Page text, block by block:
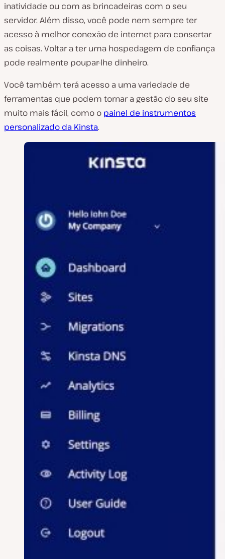
inatividade ou com as brincadeiras com o seu
servidor. Além disso, você pode nem sempre ter
acesso à melhor conexão de internet para consertar
as coisas. Voltar a ter uma hospedagem de confiança
pode realmente poupar-lhe dinheiro.
Você também terá acesso a uma variedade de
ferramentas que podem tornar a gestão do seu site
muito mais fácil, como o painel de instrumentos
personalizado da Kinsta.